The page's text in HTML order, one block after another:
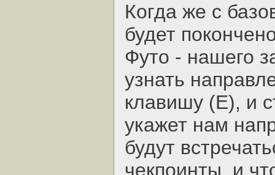
Когда же с
будет
Футо - нашего
узнать
клавишу (Е), и
укажет нам
будут
чекпоинты, и